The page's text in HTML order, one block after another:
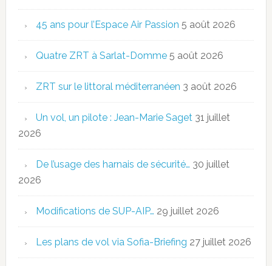
45 ans pour l’Espace Air Passion 5 août 2026
Quatre ZRT à Sarlat-Domme 5 août 2026
ZRT sur le littoral méditerranéen 3 août 2026
Un vol, un pilote : Jean-Marie Saget 31 juillet
2026
De l’usage des harnais de sécurité… 30 juillet
2026
Modifications de SUP-AIP… 29 juillet 2026
Les plans de vol via Sofia-Briefing 27 juillet 2026